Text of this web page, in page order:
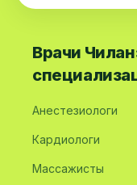
Врачи
Анестезиологи
Кардиологи
Массажисты